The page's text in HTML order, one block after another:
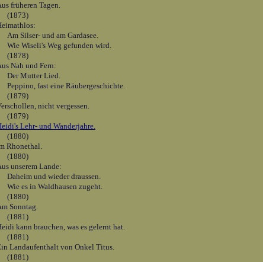
früheren Tagen.
(1873)
Am Silser- und am Gardasee.
Wie Wiseli's Weg gefunden wird.
(1878)
Nah und Fern:
Der Mutter Lied.
Peppino, fast eine Räubergeschichte.
(1879)
nicht vergessen.
(1879)
Lehr- und Wanderjahre.
(1880)
Rhonethal.
(1880)
unserem Lande:
Daheim und wieder draussen.
Wie es in Waldhausen zugeht.
(1880)
Sonntag.
(1881)
kann brauchen, was es gelernt hat.
(1881)
Landaufenthalt von Onkel Titus.
(1881)